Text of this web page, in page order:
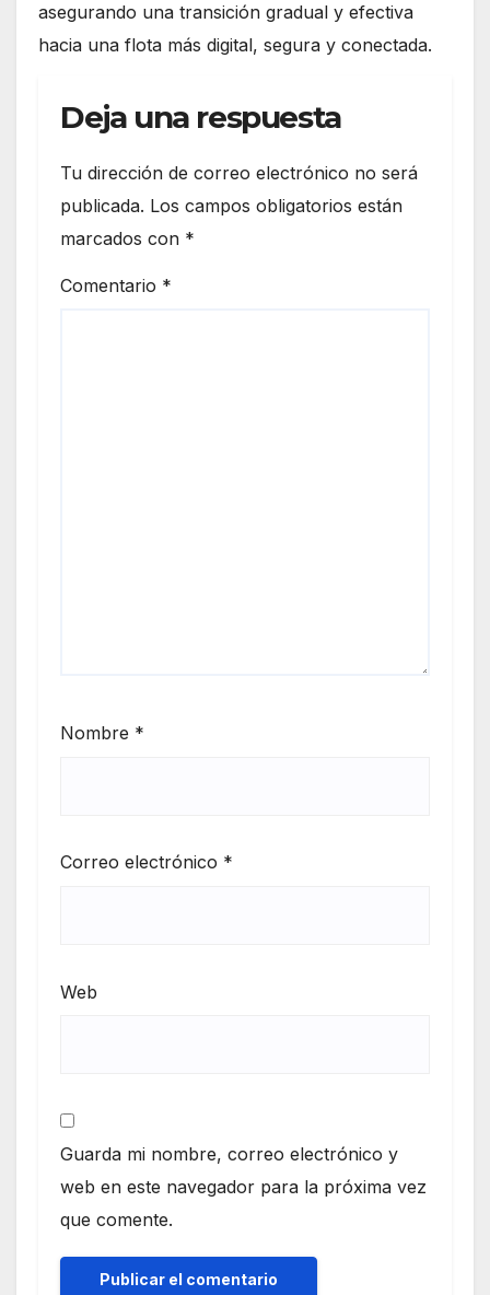
asegurando una transición gradual y efectiva
hacia una flota más digital, segura y conectada.
Deja una respuesta
Tu dirección de correo electrónico no será
publicada. Los campos obligatorios están
marcados con *
Comentario *
Nombre *
Correo electrónico *
Web
Guarda mi nombre, correo electrónico y
web en este navegador para la próxima vez
que comente.